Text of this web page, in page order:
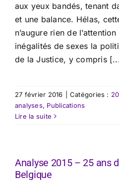
aux yeux bandés, tenant
et une balance. Hélas,
n’augure rien de
inégalités de sexes la
de la Justice, y compris
27 février 2016 Catégories :
analyses, Publications
Lire la suite
Analyse 2015 – 25 ans
Belgique